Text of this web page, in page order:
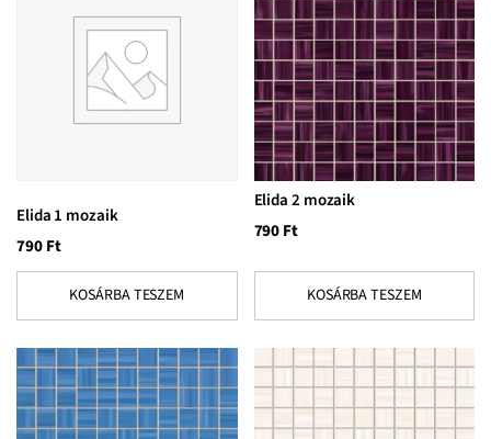
Elida 1 mozaik
790Ft
KOSÁRBA TESZEM
Elida 2 mozaik
790Ft
KOSÁRBA TESZEM